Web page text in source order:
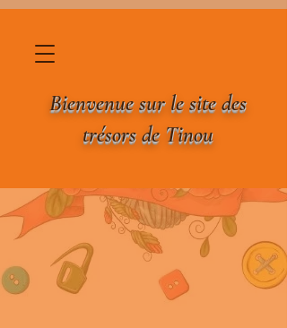
Bienvenue sur le site des
trésors de Tinou